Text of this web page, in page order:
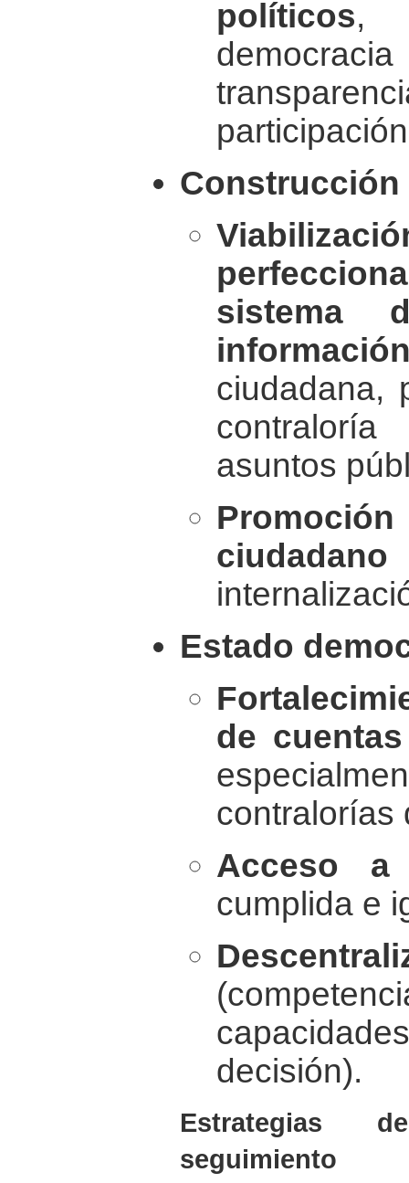
políticos,
Construcción
sistema
ciudadana,
asuntos
ciudadano
Estado
de cuentas
contralorías
Acceso
cumplida e
decisión).
Estrategias
seguimiento